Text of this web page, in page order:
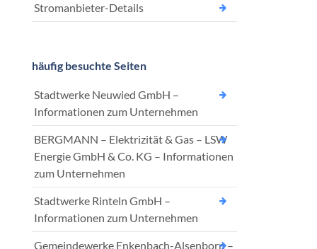
Stromanbieter-Details
häufig besuchte Seiten
Stadtwerke Neuwied GmbH –
Informationen zum Unternehmen
BERGMANN – Elektrizität & Gas – LSW
Energie GmbH & Co. KG – Informationen
zum Unternehmen
Stadtwerke Rinteln GmbH –
Informationen zum Unternehmen
Gemeindewerke Enkenbach-Alsenborn –